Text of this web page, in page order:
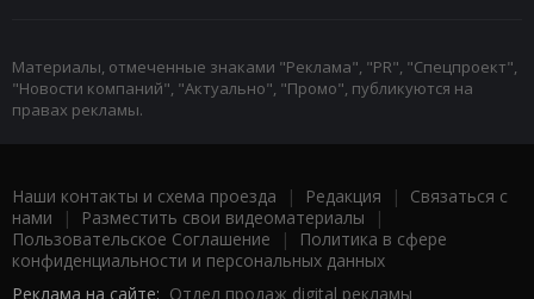
Материалы, отмеченные знаками "Реклама", "PR", "Спецпроект",
"Новости компаний", "Актуально", "Промо", публикуются на
правах рекламы.
Наши контакты и схема проезда | Редакция | Связаться с
нами | Разместить свои видеоматериалы |
Пользовательское Соглашение |
Политика в сфере
конфиденциальности и персональных данных
Реклама на сайте: Отдел продаж digital рекламы